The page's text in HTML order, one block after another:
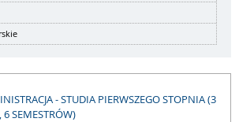
- STUDIA PIERWSZEGO STOPNIA (3
6 SEMESTRÓW)